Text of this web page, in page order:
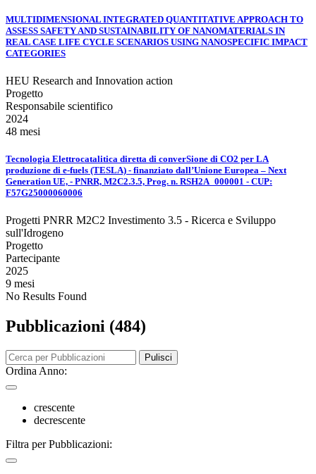
MULTIDIMENSIONAL INTEGRATED QUANTITATIVE APPROACH TO
ASSESS SAFETY AND SUSTAINABILITY OF NANOMATERIALS IN
REAL CASE LIFE CYCLE SCENARIOS USING NANOSPECIFIC IMPACT
CATEGORIES
HEU Research and Innovation action
Progetto
Responsabile scientifico
2024
48 mesi
Tecnologia Elettrocatalitica diretta di converSione di CO2 per LA
produzione di e-fuels (TESLA) - finanziato dall’Unione Europea – Next
Generation UE, - PNRR, M2C2.3.5, Prog. n. RSH2A_000001 - CUP:
F57G25000060006
Progetti PNRR M2C2 Investimento 3.5 - Ricerca e Sviluppo
sull'Idrogeno
Progetto
Partecipante
2025
9 mesi
No Results Found
Pubblicazioni (484)
Pulisci
Ordina Anno:
crescente
decrescente
Filtra per Pubblicazioni: